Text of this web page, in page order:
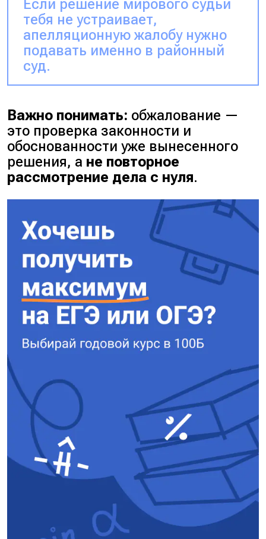
Если решение мирового судьи
тебя не устраивает,
апелляционную жалобу нужно
подавать именно в районный
суд.
Важно понимать: обжалование —
это проверка законности и
обоснованности уже вынесенного
решения, а не повторное
рассмотрение дела с нуля.